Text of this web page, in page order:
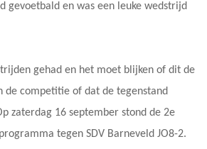
gevoetbald en was een leuke wedstrijd
gehad en het moet blijken of dit de
de competitie of dat de tegenstand
zaterdag 16 september stond de 2e
tegen SDV Barneveld JO8-2.